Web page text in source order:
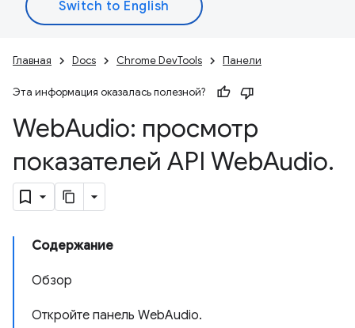
Главная Docs Chrome DevTools Панели
Эта информация оказалась полезной?
WebAudio: просмотр
показателей API WebAudio.
Содержание
Обзор
Откройте панель WebAudio.